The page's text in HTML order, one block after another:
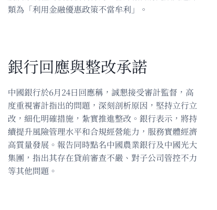
類為「利用金融優惠政策不當牟利」。
銀行回應與整改承諾
中國銀行於6月24日回應稱，誠懇接受審計監督，高
度重視審計指出的問題，深刻剖析原因，堅持立行立
改，細化明確措施，紮實推進整改。銀行表示，將持
續提升風險管理水平和合規經營能力，服務實體經濟
高質量發展。報告同時點名中國農業銀行及中國光大
集團，指出其存在貸前審查不嚴、對子公司管控不力
等其他問題。